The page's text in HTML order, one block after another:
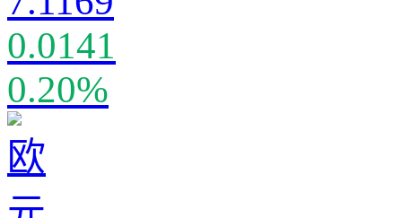
0.0141
0.20%